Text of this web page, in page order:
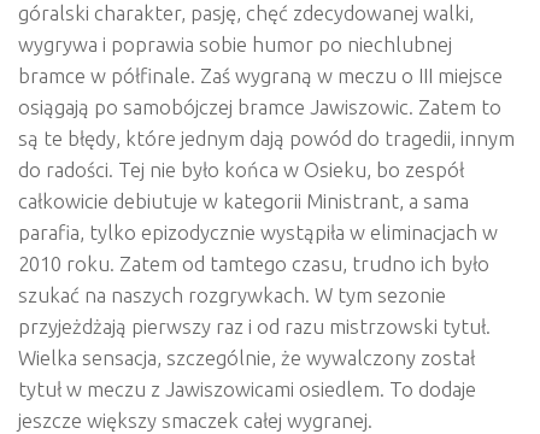
góralski charakter, pasję, chęć zdecydowanej walki,
wygrywa i poprawia sobie humor po niechlubnej
bramce w półfinale. Zaś wygraną w meczu o III miejsce
osiągają po samobójczej bramce Jawiszowic. Zatem to
są te błędy, które jednym dają powód do tragedii, innym
do radości. Tej nie było końca w Osieku, bo zespół
całkowicie debiutuje w kategorii Ministrant, a sama
parafia, tylko epizodycznie wystąpiła w eliminacjach w
2010 roku. Zatem od tamtego czasu, trudno ich było
szukać na naszych rozgrywkach. W tym sezonie
przyjeżdżają pierwszy raz i od razu mistrzowski tytuł.
Wielka sensacja, szczególnie, że wywalczony został
tytuł w meczu z Jawiszowicami osiedlem. To dodaje
jeszcze większy smaczek całej wygranej.